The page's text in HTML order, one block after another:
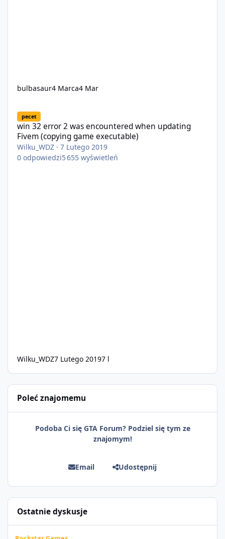
bulbasaur4 Marca4 Mar
pecet
win 32 error 2 was encountered when updating
Fivem (copying game executable)
Wilku_WDZ ·7 Lutego 2019
0 odpowiedzi5 655 wyświetleń
Wilku_WDZ7 Lutego 20197 l
Poleć znajomemu
Podoba Ci się GTA Forum? Podziel się tym ze
znajomym!
Email Udostępnij
Ostatnie dyskusje